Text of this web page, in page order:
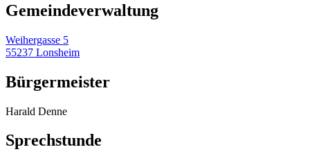
Gemeinde­verwaltung
Weihergasse 5
55237 Lonsheim
Bürgermeister
Harald Denne
Sprechstunde